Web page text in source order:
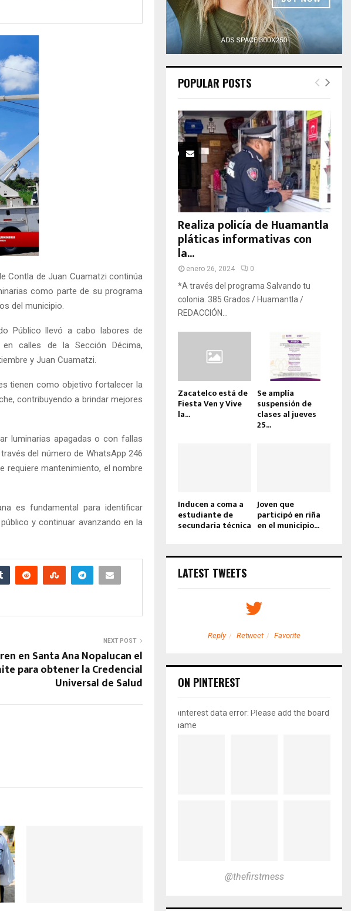
Contla de Juan Cuamatzi continúa
como parte de su programa
del municipio.
Público llevó a cabo labores de
calles de la Sección Décima,
y Juan Cuamatzi.
tienen como objetivo fortalecer la
contribuyendo a brindar mejores
luminarias apagadas o con fallas
del número de WhatsApp 246
requiere mantenimiento, el nombre
es fundamental para identificar
y continuar avanzando en la
NEXT POST
en Santa Ana Nopalucan el
para obtener la Credencial
Universal de Salud
POPULAR POSTS
Realiza policía de Huamantla
pláticas informativas con
la...
enero 26, 2024 0
*A través del programa Salvando tu
colonia. 385 Grados / Huamantla /
REDACCIÓN...
Zacatelco está de
Fiesta Ven y Vive
la...
Se amplía
suspensión de
clases al jueves
25...
Inducen a coma a
estudiante de
secundaria técnica
Joven que
participó en riña
en el municipio...
LATEST TWEETS
Reply Retweet Favorite
ON PINTEREST
pinterest data error: Please add the board
name
@thefirstmess